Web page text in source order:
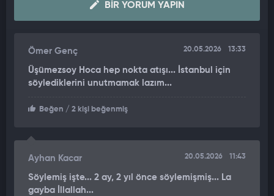
burada ana faylar görünmüyor. Mutlaka bir fay üzerinde
geliştiği kesin ama diri fay haritası üzerine baktığımızda
Sanıyorum bu bölgenin tali fayları, ikinci fayları üzerinde
gelişmiş olabilir." şeklinde konuştu.
"BAĞIMSIZ BİR DEPREME BENZİYOR"
Bölgenin geçmişten bu yana süregelen sismik aktivitesine
kullandı:
"Ama Malatya’nın özelliği dediğim gibi 2023’ten beri çok artçı
deprem üretti. Bu artçıya benzemiyor, müstakil bir depreme
BIR YORUM YAPIN
Ömer Genç 20.05.2026 13:33
Üşümezsoy Hoca hep nokta atışı... İstanbul için
söylediklerini unutmamak lazım...
Beğen / 2 kişi beğenmiş
Ayhan Kacar 20.05.2026 11:43
Söylemiş işte... 2 ay, 2 yıl önce söylemişmiş... La
gayba İllallah...